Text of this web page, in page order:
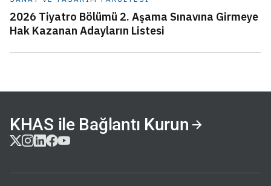
2026 Tiyatro Bölümü 2. Aşama Sınavına Girmeye
Hak Kazanan Adayların Listesi
KHAS ile Bağlantı Kurun